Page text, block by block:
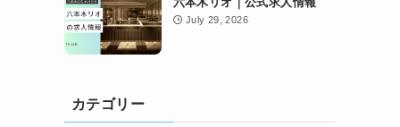
July 29, 2026
カテゴリー